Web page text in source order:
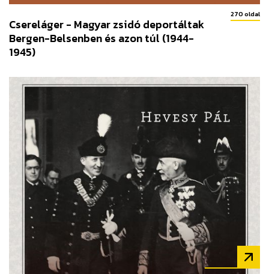
270 oldal
Csereláger - Magyar zsidó deportáltak
Bergen-Belsenben és azon túl (1944-
1945)